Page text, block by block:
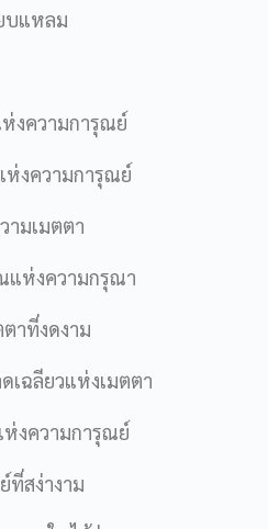
บแหลม
ห่งความการุณย์
ห่งความการุณย์
ามเมตตา
แห่งความกรุณา
าที่งดงาม
เฉลียวแห่งเมตตา
ห่งความการุณย์
ที่สง่างาม